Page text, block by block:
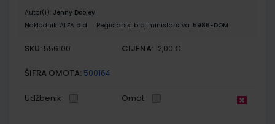
Autor(i): Jenny Dooley
Nakladnik: ALFA d.d. Registarski broj ministarstva: 5986-DOM
SKU: 556100 CIJENA: 12,00 €
ŠIFRA OMOTA: 500164
Udžbenik Omot